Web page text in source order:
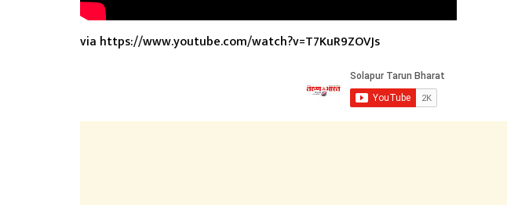
via https://www.youtube.com/watch?v=T7KuR9ZOVJs